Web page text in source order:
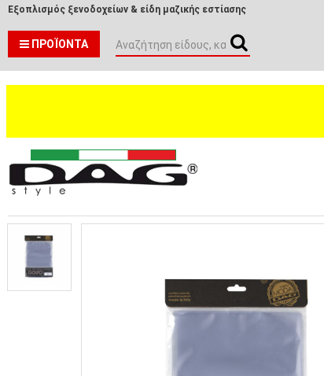
Εξοπλισμός ξενοδοχείων & είδη μαζικής εστίασης
ΠΡΟΪΌΝΤΑ